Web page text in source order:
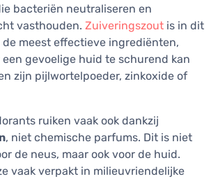
bacteriën neutraliseren en
vasthouden. Zuiveringszout is in dit
meest effectieve ingrediënten,
gevoelige huid te schurend kan
zijn pijlwortelpoeder, zinkoxide of
ruiken vaak ook dankzij
, niet chemische parfums. Dit is niet
de neus, maar ook voor de huid.
vaak verpakt in milieuvriendelijke